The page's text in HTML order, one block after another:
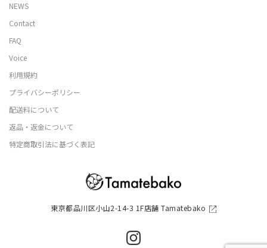
東京都品川区小山2-14-3 1F店舗 Tamatebako
NEWS
Contact
FAQ
Voice
利用規約
プライバシーポリシー
配送料について
返品・返金について
特定商取引法に基づく表記